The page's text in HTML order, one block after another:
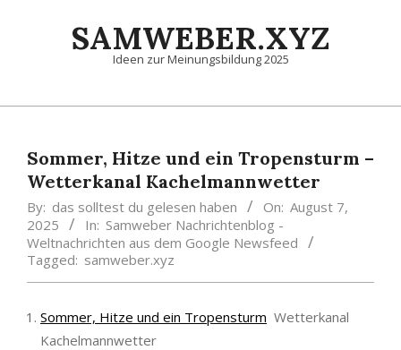
SAMWEBER.XYZ
Ideen zur Meinungsbildung 2025
Primary
MenuSommer, Hitze und ein Tropensturm –
Wetterkanal Kachelmannwetter
By: das solltest du gelesen haben On: August 7,
2025
In: Samweber Nachrichtenblog -
Weltnachrichten aus dem Google Newsfeed
Tagged: samweber.xyz
Sommer, Hitze und ein Tropensturm Wetterkanal
Kachelmannwetter